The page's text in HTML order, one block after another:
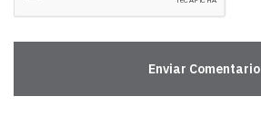
Enviar Comentario